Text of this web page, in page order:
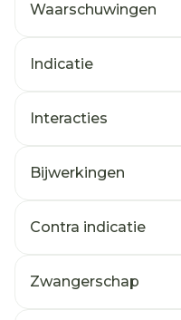
Waarschuwingen
Indicatie
Interacties
Bijwerkingen
Contra indicatie
Zwangerschap